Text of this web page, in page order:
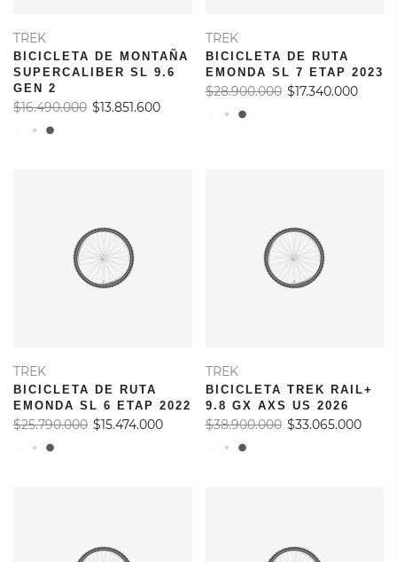
TREK
BICICLETA DE MONTAÑA
SUPERCALIBER SL 9.6
GEN 2
$16.490.000 $13.851.600
TREK
BICICLETA DE RUTA
EMONDA SL 7 ETAP 2023
$28.900.000 $17.340.000
TREK
BICICLETA DE RUTA
EMONDA SL 6 ETAP 2022
$25.790.000 $15.474.000
TREK
BICICLETA TREK RAIL+
9.8 GX AXS US 2026
$38.900.000 $33.065.000